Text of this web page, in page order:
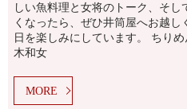
しい魚料理と女将のトーク、そ
くなったら、ぜひ井筒屋へお越
日を楽しみにしています。 ちり
木和女
MORE